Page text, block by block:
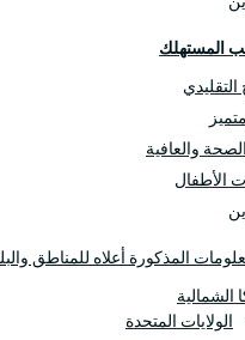
المستهلك
التقليدي
والعافية
الأطفال
المذكورة أعلاه للمناطق
الشمالية
الولايات المتحدة